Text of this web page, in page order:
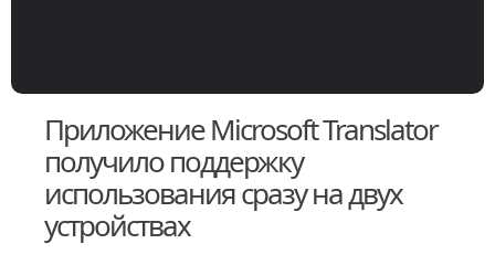
Приложение Microsoft Translator
получило поддержку
использования сразу на двух
устройствах